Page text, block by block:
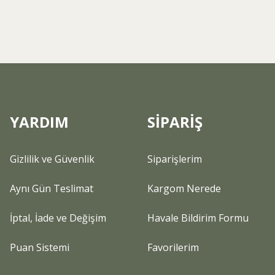
şekilde fotosentez yapabilir.Kaktüslerinizi temizlerken ayrıcagöz ile
YARDIM
Gizlilik ve Güvenlik
Aynı Gün Teslimat
İptal, İade ve Değişim
Puan Sistemi
SİPARİŞ
Siparişlerim
Kargom Nerede
Havale Bildirim Formu
Favorilerim